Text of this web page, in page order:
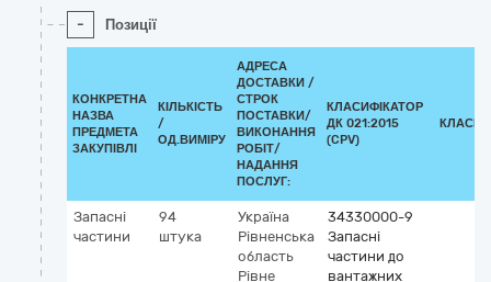
- Позиції
КОНКРЕТНА
НАЗВА
ПРЕДМЕТА
ЗАКУПІВЛІ
КІЛЬКІСТЬ
/
ОД.ВИМІРУ
АДРЕСА
ДОСТАВКИ /
СТРОК
ПОСТАВКИ/
ВИКОНАННЯ
РОБІТ/
НАДАННЯ
ПОСЛУГ:
КЛАСИФІКАТОР
ДК 021:2015
(CPV)
Запасні
частини
94
штука
Україна
Рівненська
область
Рівне
34330000-9
Запасні
частини до
вантажних